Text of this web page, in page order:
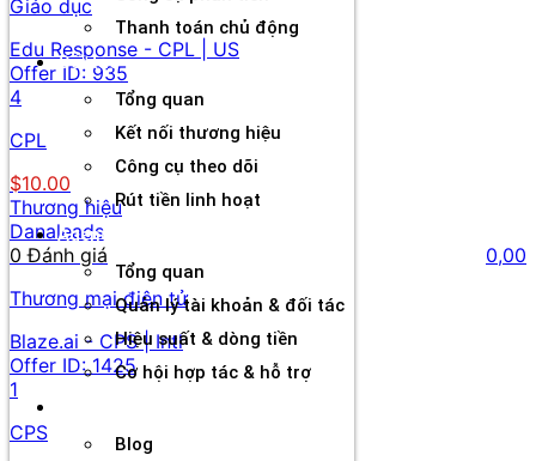
Thanh toán chủ động
Đối tác
Tổng quan
Kết nối thương hiệu
Công cụ theo dõi
Rút tiền linh hoạt
Agency
Tổng quan
Quản lý tài khoản & đối tác
Hiệu suất & dòng tiền
Cơ hội hợp tác & hỗ trợ
Blog
Giáo dục
Edu Response - CPL | US
Offer ID: 935
4
CPL
$10.00
Thương hiệu
Danaleads
0 Đánh giá
0,00
Thương mại điện tử
Blaze.ai - CPS | Intl
Offer ID: 1425
1
CPS